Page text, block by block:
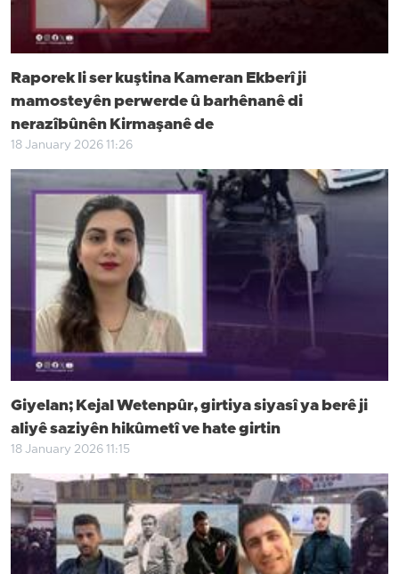
Raporek li ser kuştina Kameran Ekberî ji
mamosteyên perwerde û barhênanê di
nerazîbûnên Kirmaşanê de
18 January 2026 11:26
Giyelan; Kejal Wetenpûr, girtiya siyasî ya berê ji
aliyê saziyên hikûmetî ve hate girtin
18 January 2026 11:15